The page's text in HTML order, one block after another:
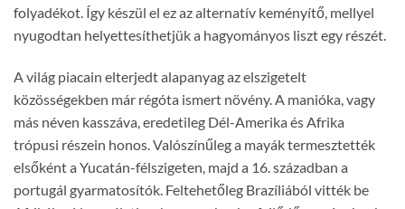
folyadékot. Így készül el ez az alternatív keményítő, mellyel
nyugodtan helyettesíthetjük a hagyományos liszt egy részét.
A világ piacain elterjedt alapanyag az elszigetelt
közösségekben már régóta ismert növény. A manióka, vagy
más néven kasszáva, eredetileg Dél-Amerika és Afrika
trópusi részein honos. Valószínűleg a mayák termesztették
elsőként a Yucatán-félszigeten, majd a 16. században a
portugál gyarmatosítók. Feltehetőleg Brazíliából vitték be